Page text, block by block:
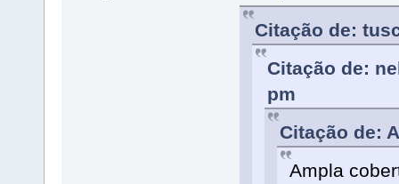
Citação de:
Citação de:
pm
Citação de:
Ampla